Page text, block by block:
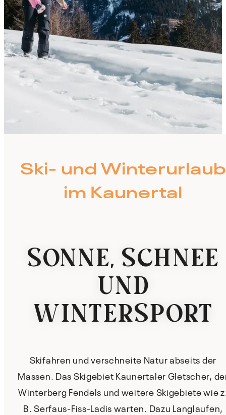
Ski- und Winterurlaub
im Kaunertal
SONNE, SCHNEE
UND
WINTERSPORT
Skifahren und verschneite Natur abseits der
Massen. Das Skigebiet Kaunertaler Gletscher,
Winterberg Fendels und weitere Skigebiete wie
B. Serfaus-Fiss-Ladis warten. Dazu Langlaufen,